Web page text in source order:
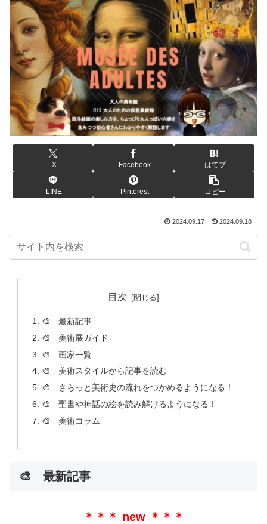
X Facebook はてブ
LINE Pinterest コピー
2024.09.17 2024.09.18
目次
🎨 最新記事
🎨 美術展ガイド
🎨 画家一覧
🎨 美術スタイルから記事を読む
🎨 さらっと美術史の流れをつかめるようになる！
🎨 聖書や神話の絵を読み解けるようになる！
🎨 美術コラム
🎨 最新記事
＊＊＊ new ＊＊＊